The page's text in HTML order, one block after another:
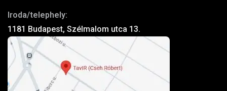
Iroda/telephely:
1181 Budapest, Szélmalom utca 13.